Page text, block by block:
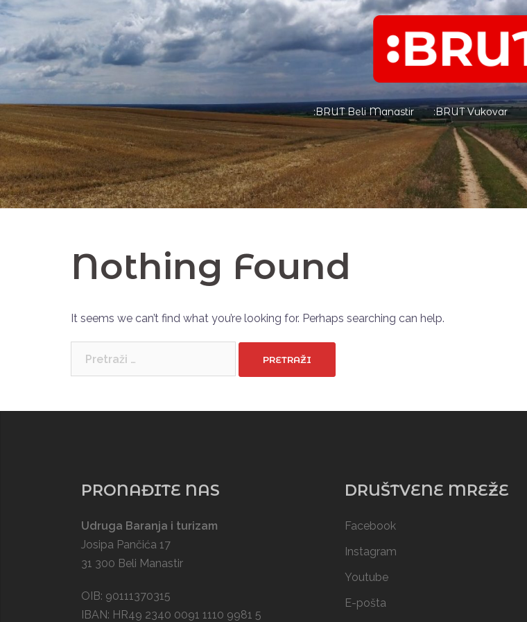
Skip
content
:BRUT Beli Manastir :BRUT Vukovar
Nothing Found
It seems we can’t find what you’re looking for. Perhaps searching can help.
PRONAĐITE NAS
Udruga Baranja i turizam
Josipa Pančića 17
31 300 Beli Manastir
OIB: 90111370315
IBAN: HR49 2340 0091 1110 9981 5
DRUŠTVENE MREŽE
Facebook
Instagram
Youtube
E-pošta